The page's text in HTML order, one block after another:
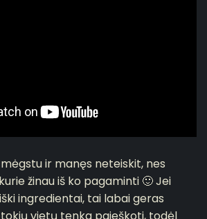
ir manęs neteiskit, nes
žinau iš ko pagaminti 🙂 Jei
ingredientai, tai labai geras
vietų tenka paieškoti, todėl